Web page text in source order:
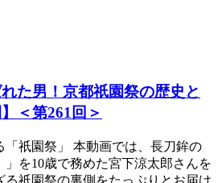
た男！京都祇園祭の歴史と
＜第261回＞
「祇園祭」 本動画では、長刀鉾の
を10歳で務めた宮下涼太郎さんを
祇園祭の裏側をたっぷりとお届け